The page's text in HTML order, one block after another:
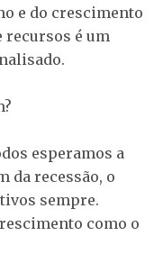
e do crescimento
recursos é um
esperamos a
da recessão, o
sempre.
como o